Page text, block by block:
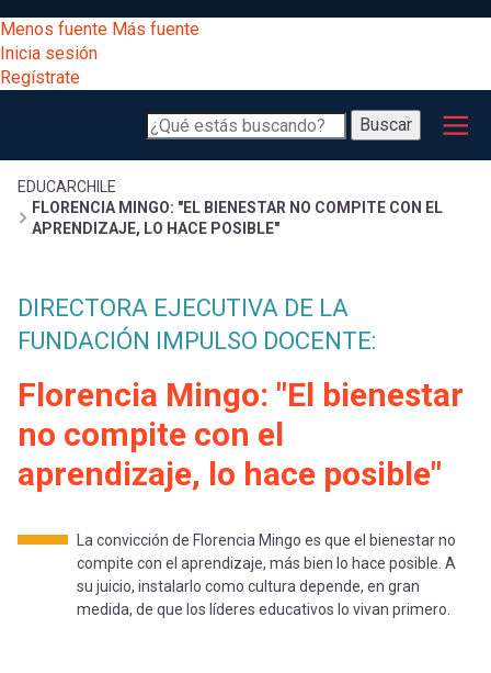
al
contenido
principal
[Educarchile
Escritorio]
Menú
entrar
a
mi
cuenta
Menos fuente Más fuente
Inicia sesión
Regístrate
Buscar
Buscar
Menú
principal
Desarrollo
Expand
Gestión
curricular
Expand
Exploración
Expand
[Educarchile
Mobile]
sesión
Regístrate
Sobrescribir
de
ayuda
a
la
navegación
EDUCARCHILE
FLORENCIA MINGO: "EL BIENESTAR NO COMPITE CON EL
APRENDIZAJE, LO HACE POSIBLE"
DIRECTORA EJECUTIVA DE LA
FUNDACIÓN IMPULSO DOCENTE:
Florencia Mingo: "El bienestar
no compite con el
aprendizaje, lo hace posible"
La convicción de Florencia Mingo es que el bienestar no
compite con el aprendizaje, más bien lo hace posible. A
su juicio, instalarlo como cultura depende, en gran
medida, de que los líderes educativos lo vivan primero.
registrarte.
Inicia sesión.